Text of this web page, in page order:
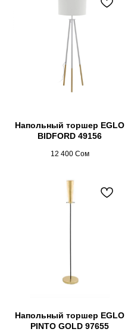
Напольный торшер EGLO
BIDFORD 49156
12 400 Сом
Напольный торшер EGLO
PINTO GOLD 97655